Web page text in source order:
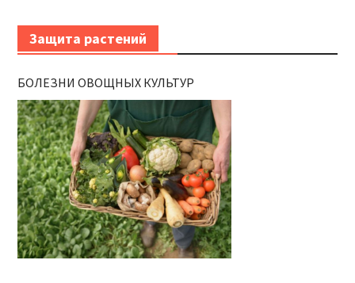
Защита растений
БОЛЕЗНИ ОВОЩНЫХ КУЛЬТУР